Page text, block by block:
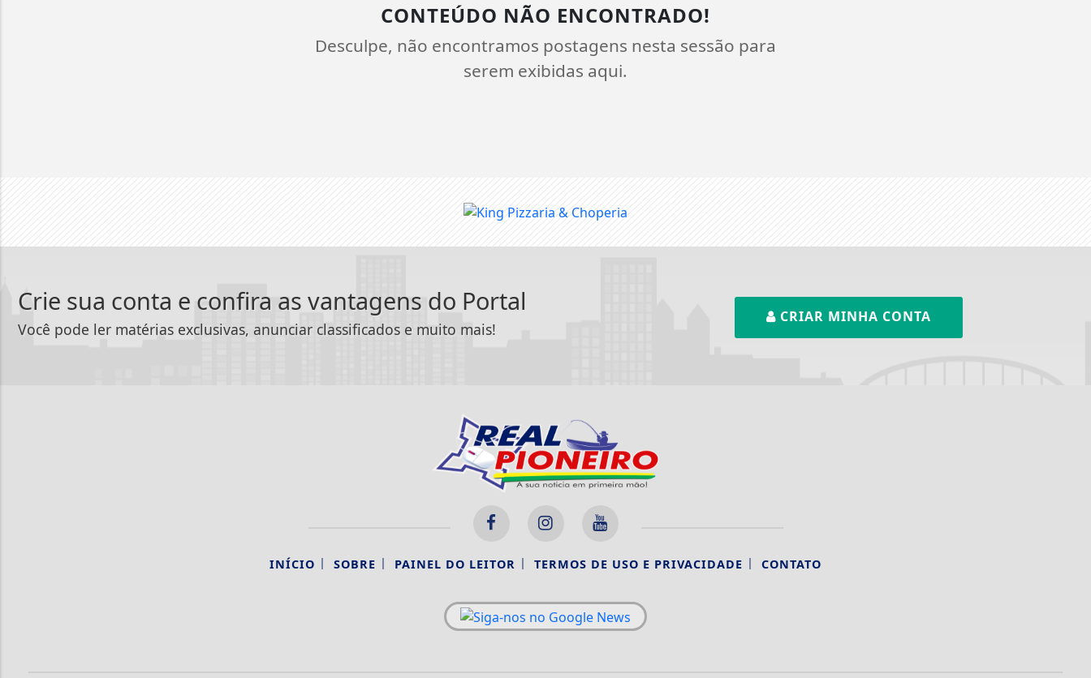
CONTEÚDO NÃO ENCONTRADO!
Desculpe, não encontramos postagens nesta sessão para
serem exibidas aqui.
Crie sua conta e confira as vantagens do Portal
Você pode ler matérias exclusivas, anunciar classificados e muito mais!
CRIAR MINHA CONTA
INÍCIO | SOBRE | PAINEL DO LEITOR | TERMOS DE USO E PRIVACIDADE | CONTATO